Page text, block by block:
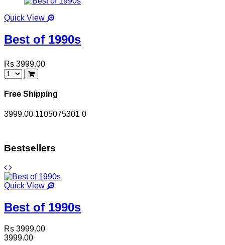
Quick View
Best of 1990s
Rs 3999.00
Free Shipping
3999.00 1105075301 0
Bestsellers
Quick View
Best of 1990s
Rs 3999.00
3999.00